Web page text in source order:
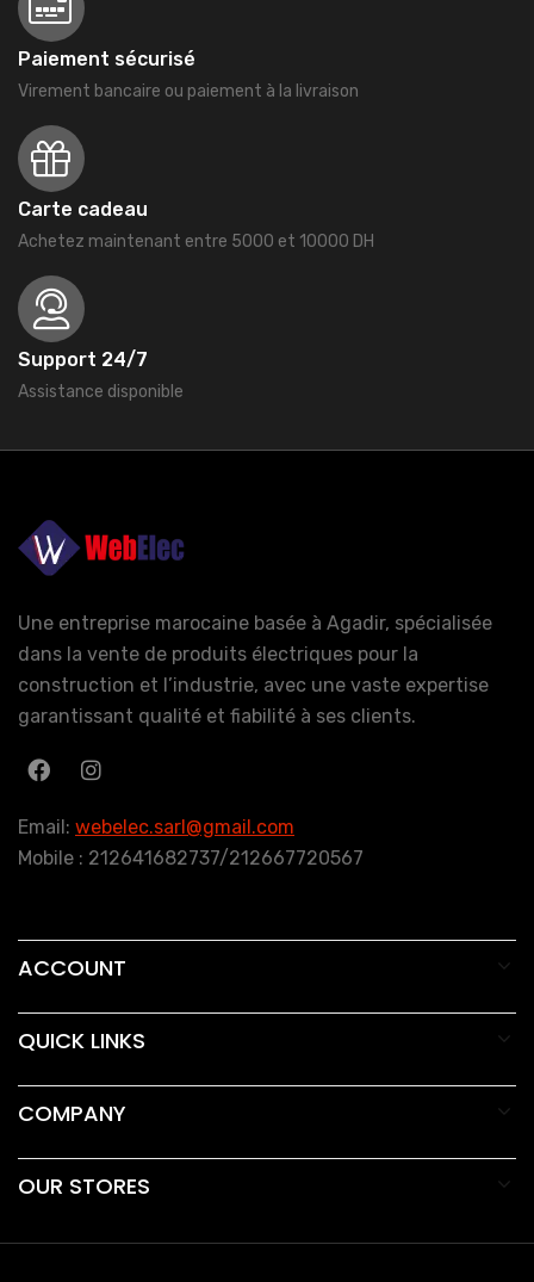
Paiement sécurisé
Virement bancaire ou paiement à la livraison
Carte cadeau
Achetez maintenant entre 5000 et 10000 DH
Support 24/7
Assistance disponible
Une entreprise marocaine basée à Agadir, spécialisée
dans la vente de produits électriques pour la
construction et l’industrie, avec une vaste expertise
garantissant qualité et fiabilité à ses clients.
Email: webelec.sarl@gmail.com
Mobile : 212641682737/212667720567
ACCOUNT
QUICK LINKS
COMPANY
OUR STORES